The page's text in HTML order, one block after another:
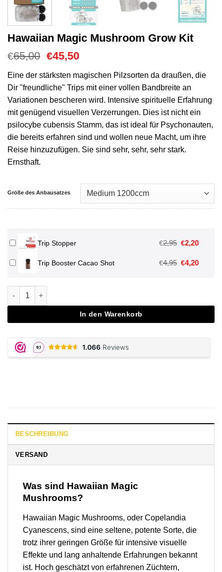
Hawaiian Magic Mushroom Grow Kit
€65,00 Ursprünglicher
war:
€65,00
€45,50Aktueller
ist:
€45,50.
Eine der stärksten magischen Pilzsorten da draußen, die
Dir "freundliche" Trips mit einer vollen Bandbreite an
Variationen bescheren wird. Intensive spirituelle Erfahrung
mit genügend visuellen Verzerrungen. Dies ist nicht ein
psilocybe cubensis Stamm, das ist ideal für Psychonauten,
die bereits erfahren sind und wollen neue Macht, um ihre
Reise hinzuzufügen. Sie sind sehr, sehr, sehr stark.
Ernsthaft.
Größe des Anbausatzes
Trip Stopper €2,95
war:
€2,20
ist:
Trip Booster Cacao Shot €4,95 €4,20
Hawaiian Magic Mushroom Grow Kit Menge
In den Warenkorb
BESCHREIBUNG
VERSAND
Was sind Hawaiian Magic
Mushrooms?
Hawaiian Magic Mushrooms, oder Copelandia
Cyanescens, sind eine seltene, potente Sorte, die
trotz ihrer geringen Größe für intensive visuelle
Effekte und lang anhaltende Erfahrungen bekannt
ist. Hoch geschätzt von erfahrenen Züchtern,